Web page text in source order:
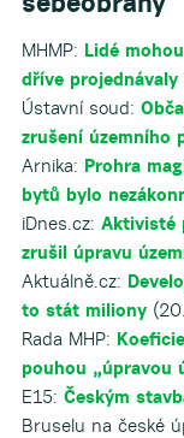
MHMP: Lidé
dříve projednávaly
Ústavní soud:
zrušení územního
Arnika: Prohra
bytů bylo
iDnes.cz: Aktivisté
zrušil úpravu
Aktuálně.cz:
to stát miliony
Rada MHP:
pouhou „úpravou
E15: Českým
Bruselu na české